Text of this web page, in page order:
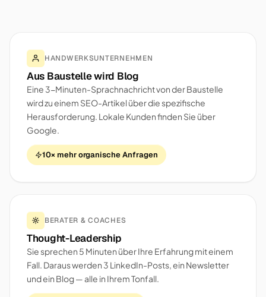
HANDWERKSUNTERNEHMEN
Aus Baustelle wird Blog
Eine 3-Minuten-Sprachnachricht von der Baustelle
wird zu einem SEO-Artikel über die spezifische
Herausforderung. Lokale Kunden finden Sie über
Google.
10× mehr organische Anfragen
BERATER & COACHES
Thought-Leadership
Sie sprechen 5 Minuten über Ihre Erfahrung mit einem
Fall. Daraus werden 3 LinkedIn-Posts, ein Newsletter
und ein Blog — alle in Ihrem Tonfall.